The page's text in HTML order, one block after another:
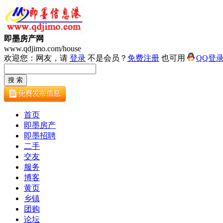
即墨房产网
www.qdjimo.com/house
欢迎您：网友，请 登录 不是会员？ 免费注册 也可用 QQ登
首页
即墨房产
即墨招聘
二手
交友
服务
博客
黄页
乡镇
团购
论坛